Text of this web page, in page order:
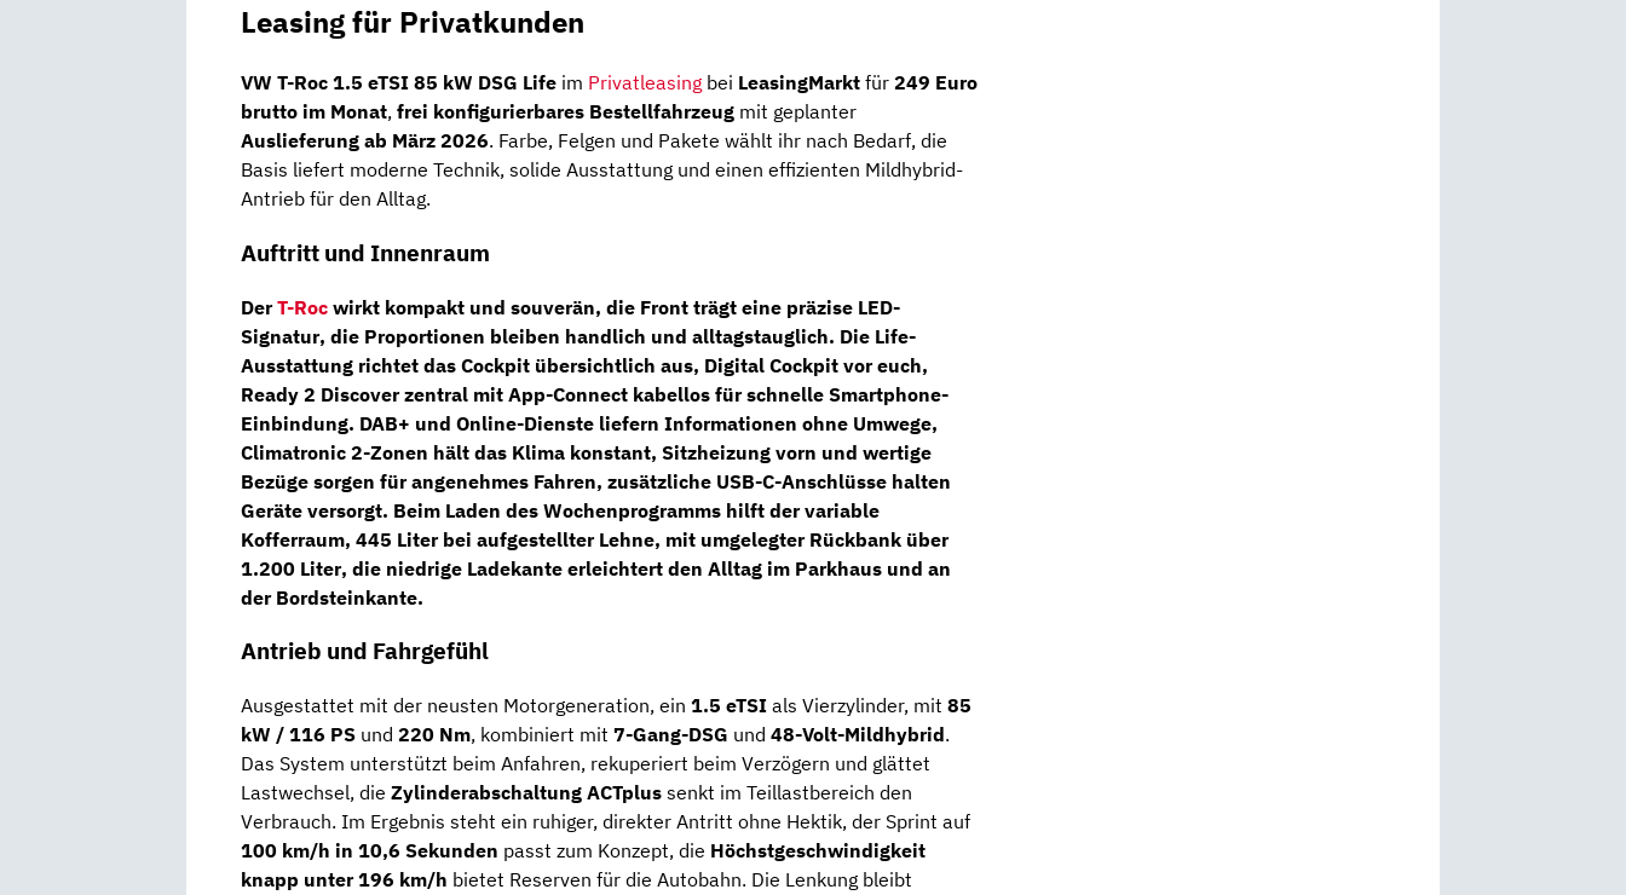
Leasing für Privatkunden
VW T-Roc 1.5 eTSI 85 kW DSG Life im Privatleasing bei LeasingMarkt für 249 Euro
brutto im Monat, frei konfigurierbares Bestellfahrzeug mit geplanter
Auslieferung ab März 2026. Farbe, Felgen und Pakete wählt ihr nach Bedarf, die
Basis liefert moderne Technik, solide Ausstattung und einen effizienten Mildhybrid-
Antrieb für den Alltag.
Auftritt und Innenraum
DerT-Roc wirkt kompakt und souverän, die Front trägt eine präzise LED-
Signatur, die Proportionen bleiben handlich und alltagstauglich. Die Life-
Ausstattung richtet das Cockpit übersichtlich aus, Digital Cockpit vor euch,
Ready 2 Discoverzentral mit App-Connect kabellos für schnelle Smartphone-
Einbindung. DAB+ und Online-Dienste liefern Informationen ohne Umwege,
Climatronic 2-Zonen hält das Klima konstant, Sitzheizung vorn und wertige
Bezüge sorgen für angenehmes Fahren, zusätzliche USB-C-Anschlüsse halten
Geräte versorgt. Beim Laden des Wochenprogramms hilft der variable
Kofferraum, 445 Literbei aufgestellter Lehne, mit umgelegter Rückbank über
1.200 Liter, die niedrige Ladekante erleichtert den Alltag im Parkhaus und an
der Bordsteinkante.
Antrieb und Fahrgefühl
Ausgestattet mit der neusten Motorgeneration, ein 1.5 eTSI als Vierzylinder, mit 85
kW / 116 PS und 220 Nm, kombiniert mit 7-Gang-DSG und 48-Volt-Mildhybrid.
Das System unterstützt beim Anfahren, rekuperiert beim Verzögern und glättet
Lastwechsel, die Zylinderabschaltung ACTplus senkt im Teillastbereich den
Verbrauch. Im Ergebnis steht ein ruhiger, direkter Antritt ohne Hektik, der Sprint auf
100 km/h in 10,6 Sekunden passt zum Konzept, die Höchstgeschwindigkeit
knapp unter 196 km/h bietet Reserven für die Autobahn. Die Lenkung bleibt